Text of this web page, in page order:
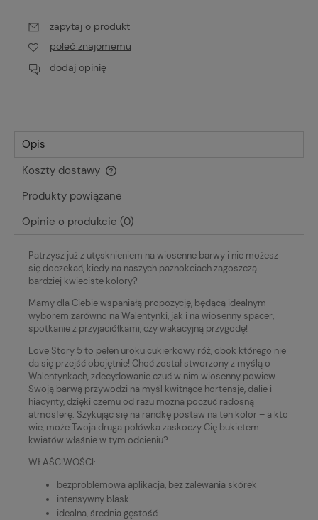
zapytaj o produkt
poleć znajomemu
dodaj opinię
Opis
Koszty dostawy
Cena nie zawiera ewentualnych kosztów płatności
Produkty powiązane
Opinie o produkcie (0)
Patrzysz już z utęsknieniem na wiosenne barwy i nie możesz
się doczekać, kiedy na naszych paznokciach zagoszczą
bardziej kwieciste kolory?
Mamy dla Ciebie wspaniałą propozycję, będącą idealnym
wyborem zarówno na Walentynki, jak i na wiosenny spacer,
spotkanie z przyjaciółkami, czy wakacyjną przygodę!
Love Story 5 to pełen uroku cukierkowy róż, obok którego nie
da się przejść obojętnie! Choć został stworzony z myślą o
Walentynkach, zdecydowanie czuć w nim wiosenny powiew.
Swoją barwą przywodzi na myśl kwitnące hortensje, dalie i
hiacynty, dzięki czemu od razu można poczuć radosną
atmosferę. Szykując się na randkę postaw na ten kolor – a kto
wie, może Twoja druga połówka zaskoczy Cię bukietem
kwiatów właśnie w tym odcieniu?
WŁAŚCIWOŚCI:
bezproblemowa aplikacja, bez zalewania skórek
intensywny blask
idealna, średnia gęstość